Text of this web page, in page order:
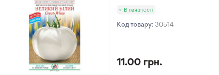
В наявності
Код товару: 30514
11.00 грн.